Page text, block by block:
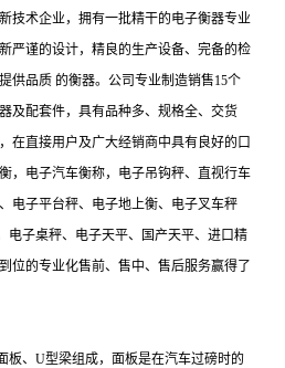
技术企业，拥有一批精干的电子衡器专业
严谨的设计，精良的生产设备、完备的检
供品质 的衡器。公司专业制造销售15个
及配套件，具有品种多、规格全、交货
在直接用户及广大经销商中具有良好的口
，电子汽车衡称，电子吊钩秤、直视行车
电子平台秤、电子地上衡、电子叉车秤
电子桌秤、电子天平、国产天平、进口精
位的专业化售前、售中、售后服务赢得了
板、U型梁组成，面板是在汽车过磅时的